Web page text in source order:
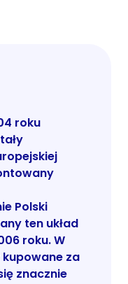
roku
Polski
ten układ
roku. W
za
znacznie